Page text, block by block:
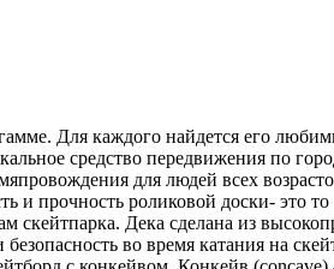
Для каждого найдется его
средство передвижения по
для людей всех
и прочность роликовой доски-
Дека сделана из
во время катания на